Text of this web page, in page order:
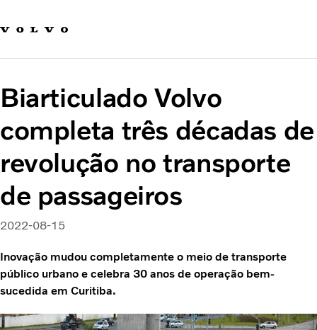
Carreira
Quem Somos
Biarticulado Volvo
completa três décadas de
revolução no transporte
de passageiros
2022-08-15
Inovação mudou completamente o meio de transporte
público urbano e celebra 30 anos de operação bem-
sucedida em Curitiba.